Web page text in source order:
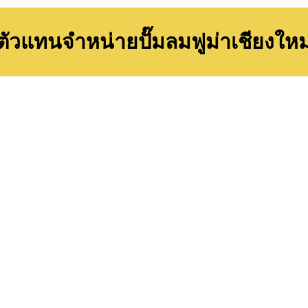
วแทนจำหน่ายปั๊มลมฟูม่าเชียงให